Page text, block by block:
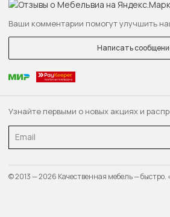
Узнайте первыми о новых акциях и
Email
Ваши комментарии помогут улучшить
Написать
© 2013 — 2026 Качественная мебель — быстро.